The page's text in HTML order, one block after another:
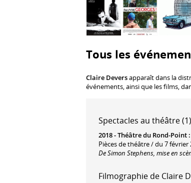
Tous les
Claire Deversapparaît dans la
événements, ainsi que les films,
Spectacles au théâtre (1)
2018 -Théâtre du Rond-Point :
Pièces de théâtre / du 7 février
De Simon Stephens, mise en
Filmographie de Claire